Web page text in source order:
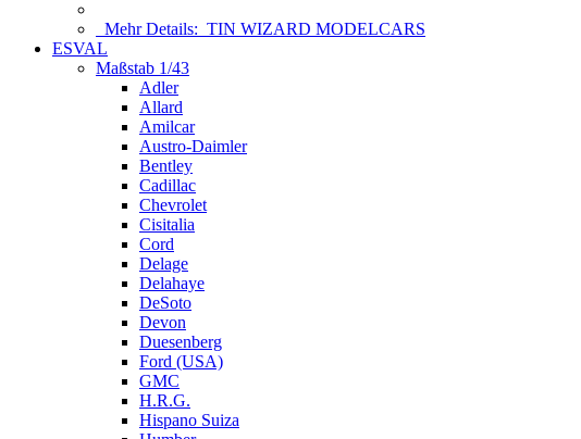
Mehr Details: TIN WIZARD MODELCARS
ESVAL
Maßstab 1/43
Adler
Allard
Amilcar
Austro-Daimler
Bentley
Cadillac
Chevrolet
Cisitalia
Cord
Delage
Delahaye
DeSoto
Devon
Duesenberg
Ford (USA)
GMC
H.R.G.
Hispano Suiza